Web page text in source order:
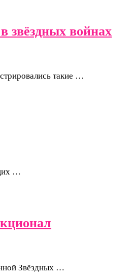
звёздных войнах
такие …
…
Звёздных …